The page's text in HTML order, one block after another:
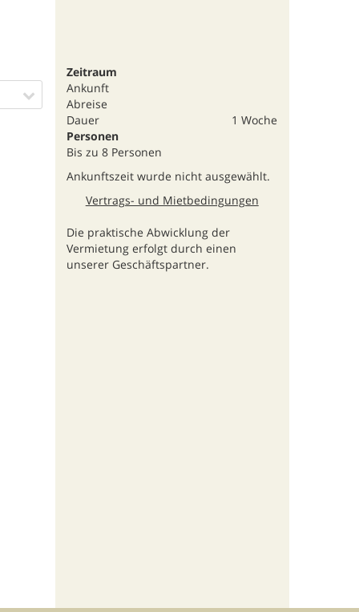
Zeitraum
Ankunft
Abreise
Dauer
1 Woche
Personen
Bis zu 8 Personen
Ankunftszeit wurde nicht ausgewählt.
Vertrags- und Mietbedingungen
Die praktische Abwicklung der
Vermietung erfolgt durch einen
unserer Geschäftspartner.